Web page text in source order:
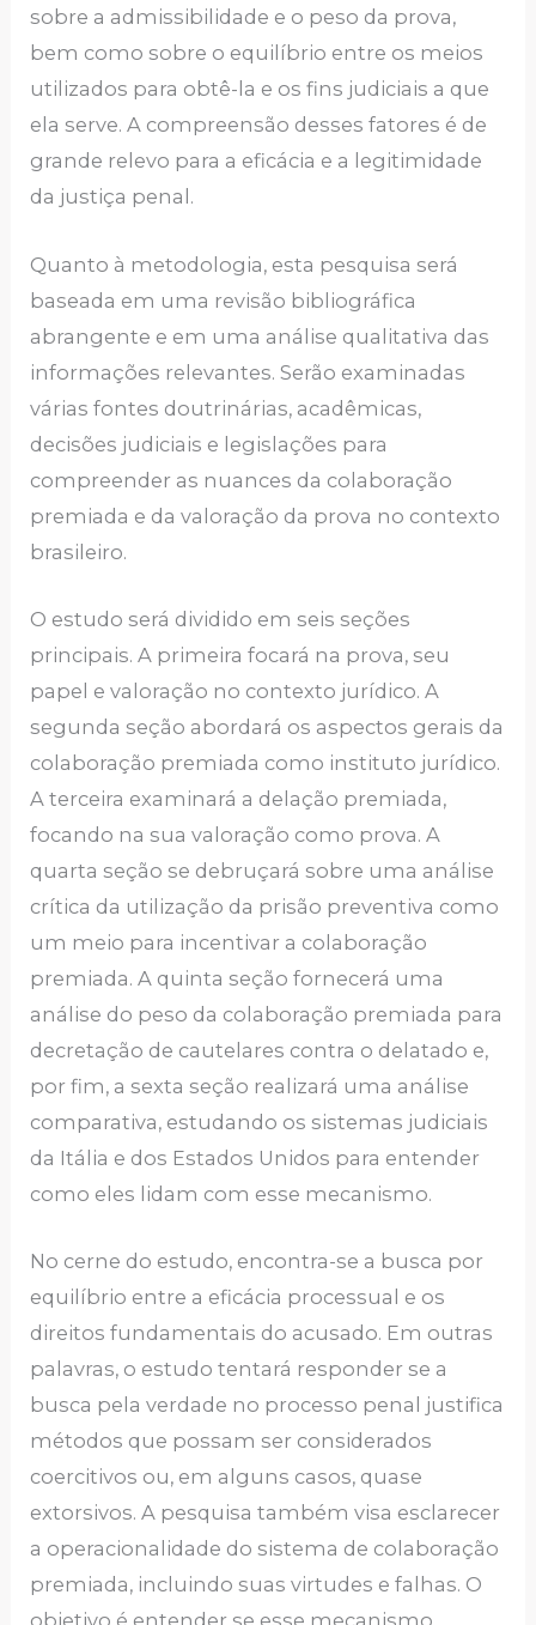
sobre a admissibilidade e o peso da prova,
bem como sobre o equilíbrio entre os meios
utilizados para obtê-la e os fins judiciais a que
ela serve. A compreensão desses fatores é de
grande relevo para a eficácia e a legitimidade
da justiça penal.
Quanto à metodologia, esta pesquisa será
baseada em uma revisão bibliográfica
abrangente e em uma análise qualitativa das
informações relevantes. Serão examinadas
várias fontes doutrinárias, acadêmicas,
decisões judiciais e legislações para
compreender as nuances da colaboração
premiada e da valoração da prova no contexto
brasileiro.
O estudo será dividido em seis seções
principais. A primeira focará na prova, seu
papel e valoração no contexto jurídico. A
segunda seção abordará os aspectos gerais da
colaboração premiada como instituto jurídico.
A terceira examinará a delação premiada,
focando na sua valoração como prova. A
quarta seção se debruçará sobre uma análise
crítica da utilização da prisão preventiva como
um meio para incentivar a colaboração
premiada. A quinta seção fornecerá uma
análise do peso da colaboração premiada para
decretação de cautelares contra o delatado e,
por fim, a sexta seção realizará uma análise
comparativa, estudando os sistemas judiciais
da Itália e dos Estados Unidos para entender
como eles lidam com esse mecanismo.
No cerne do estudo, encontra-se a busca por
equilíbrio entre a eficácia processual e os
direitos fundamentais do acusado. Em outras
palavras, o estudo tentará responder se a
busca pela verdade no processo penal justifica
métodos que possam ser considerados
coercitivos ou, em alguns casos, quase
extorsivos. A pesquisa também visa esclarecer
a operacionalidade do sistema de colaboração
premiada, incluindo suas virtudes e falhas. O